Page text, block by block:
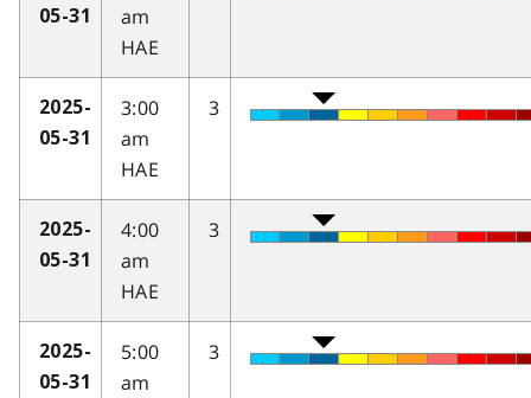
05-31
am
HAE
2025-
05-31
3:00
am
HAE
3
2025-
05-31
4:00
am
HAE
3
2025-
05-31
5:00
am
3